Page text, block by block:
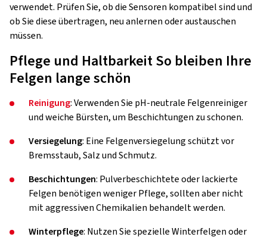
verwendet. Prüfen Sie, ob die Sensoren kompatibel sind und
ob Sie diese übertragen, neu anlernen oder austauschen
müssen.
Pflege und Haltbarkeit So bleiben Ihre
Felgen lange schön
Reinigung: Verwenden Sie pH-neutrale Felgenreiniger
und weiche Bürsten, um Beschichtungen zu schonen.
Versiegelung: Eine Felgenversiegelung schützt vor
Bremsstaub, Salz und Schmutz.
Beschichtungen: Pulverbeschichtete oder lackierte
Felgen benötigen weniger Pflege, sollten aber nicht
mit aggressiven Chemikalien behandelt werden.
Winterpflege: Nutzen Sie spezielle Winterfelgen oder